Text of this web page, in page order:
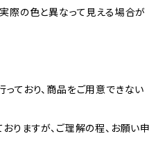
際の色と異なって見える場合が
ており、商品をご用意できない
りますが、ご理解の程、お願い申